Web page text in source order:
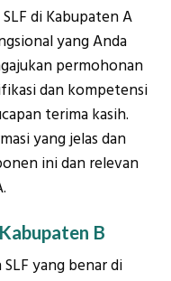
di Kabupaten A
yang Anda
permohonan
dan kompetensi
terima kasih.
yang jelas dan
ini dan relevan
B
yang benar di